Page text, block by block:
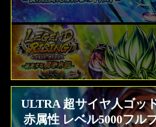
ULTRA 超サイヤ人ゴッドSSベジット RED
赤属性 レベル5000フル